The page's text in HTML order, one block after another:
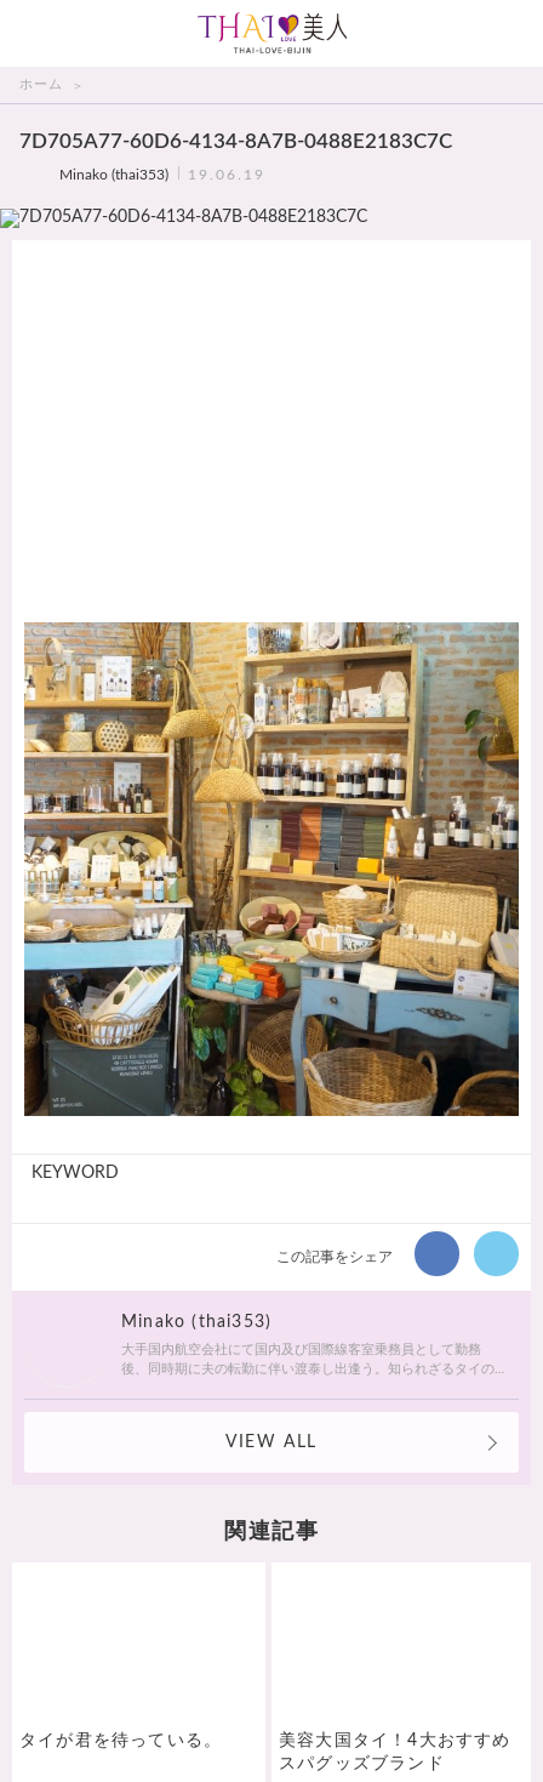
ホーム
7D705A77-60D6-4134-8A7B-0488E2183C7C
Minako (thai353) 19.06.19
KEYWORD
この記事をシェア
Minako (thai353)
大手国内航空会社にて国内及び国際線客室乗務員として勤務
後、同時期に夫の転勤に伴い渡泰し出逢う。知られざるタイの
VIEW ALL
関連記事
タイが君を待っている。
美容大国タイ！4大おすすめ
スパグッズブランド